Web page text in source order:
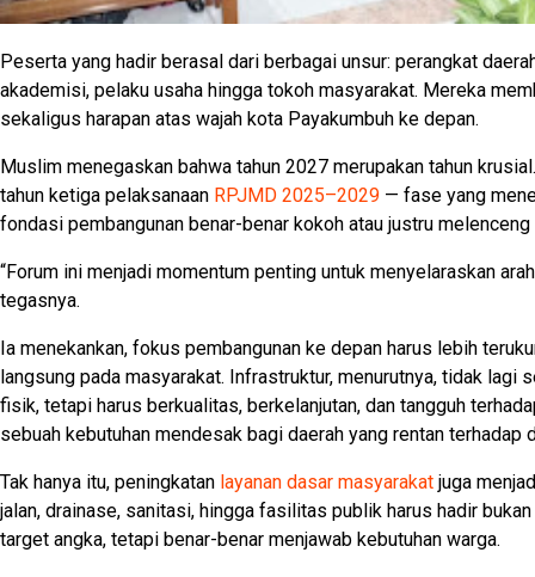
Peserta yang hadir berasal dari berbagai unsur: perangkat
akademisi, pelaku usaha hingga tokoh masyarakat. Mereka
sekaligus harapan atas wajah kota Payakumbuh ke depan.
Muslim menegaskan bahwa tahun 2027 merupakan tahun
tahun ketiga pelaksanaan RPJMD 2025–2029 — fase yang
fondasi pembangunan benar-benar kokoh atau justru melenceng
“Forum ini menjadi momentum penting untuk menyelaraskan
tegasnya.
Ia menekankan, fokus pembangunan ke depan harus lebih
langsung pada masyarakat. Infrastruktur, menurutnya, tidak lagi
fisik, tetapi harus berkualitas, berkelanjutan, dan tangguh
sebuah kebutuhan mendesak bagi daerah yang rentan terhadap
Tak hanya itu, peningkatan layanan dasar masyarakat juga
jalan, drainase, sanitasi, hingga fasilitas publik harus hadir
target angka, tetapi benar-benar menjawab kebutuhan warga.